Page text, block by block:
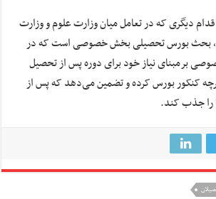
دیگری که در تعامل میان وزارت علوم و وزارت
بحث بورس تحصیلی بخش خصوصی است که در
برمبنای نیاز خود برای دوره پس از تحصیل
کنکور بورس کرده و تضمین می‌دهد که پس از
را جذب کند.